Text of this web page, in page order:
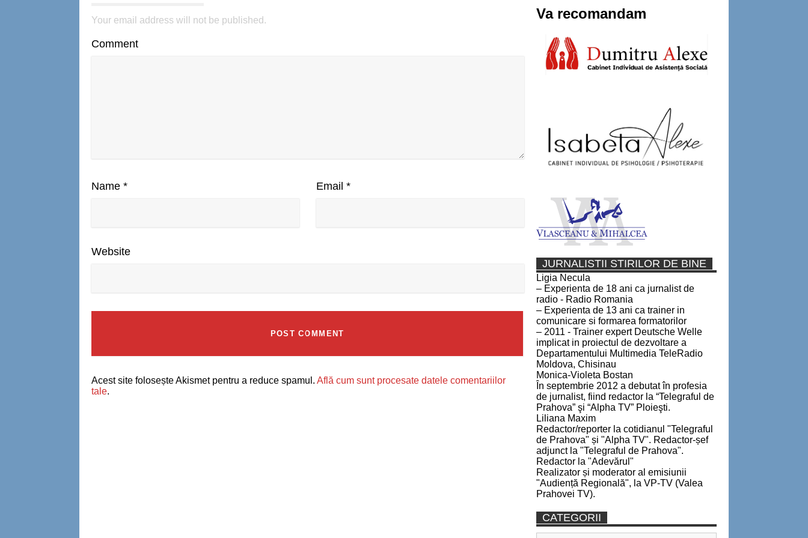
Your email address will not be published.
Comment
Name * Email*
Website
Acest site folosește Akismet pentru a reduce spamul. Află cum sunt procesate datele comentariilor
tale.
Va recomandam
JURNALISTII STIRILOR DE BINE
Ligia Necula
– Experienta de 18 ani ca jurnalist de
radio - Radio Romania
– Experienta de 13 ani ca trainer in
comunicare si formarea formatorilor
– 2011 - Trainer expert Deutsche Welle
implicat in proiectul de dezvoltare a
Departamentului Multimedia TeleRadio
Moldova, Chisinau
Monica-Violeta Bostan
În septembrie 2012 a debutat în profesia
de jurnalist, fiind redactor la “Telegraful de
Prahova” şi “Alpha TV” Ploieşti.
Liliana Maxim
Redactor/reporter la cotidianul "Telegraful
de Prahova" și "Alpha TV". Redactor-șef
adjunct la "Telegraful de Prahova".
Redactor la "Adevărul"
Realizator și moderator al emisiunii
"Audiență Regională", la VP-TV (Valea
Prahovei TV).
CATEGORII
Categorii